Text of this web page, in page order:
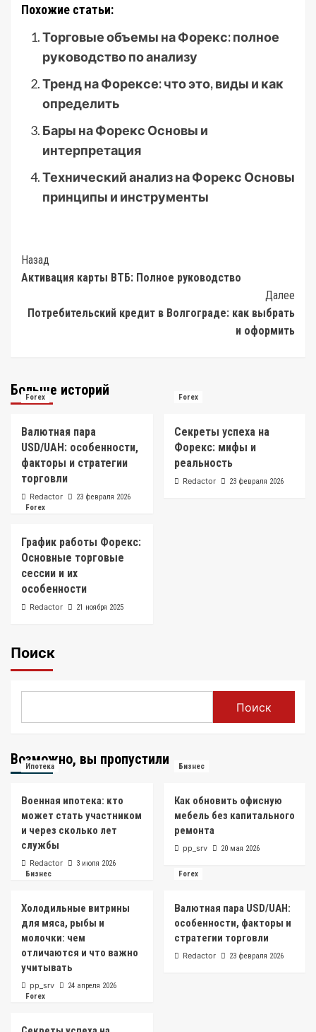
Похожие статьи:
Торговые объемы на Форекс: полное
руководство по анализу
Тренд на Форексе: что это, виды и как
определить
Бары на Форекс Основы и
интерпретация
Технический анализ на Форекс Основы
принципы и инструменты
Post
Navigation
Назад
Активация карты ВТБ: Полное руководство
Далее
Потребительский кредит в Волгограде: как выбрать
и оформить
Больше историй
Forex
Валютная пара
USD/UAH: особенности,
факторы и стратегии
торговли
Redactor 23 февраля 2026
Forex
Секреты успеха на
Форекс: мифы и
реальность
Redactor 23 февраля 2026
Forex
График работы Форекс:
Основные торговые
сессии и их
особенности
Redactor 21 ноября 2025
Поиск
Поиск
Возможно, вы пропустили
Ипотека
Военная ипотека: кто
может стать участником
и через сколько лет
службы
Redactor 3 июля 2026
Бизнес
Как обновить офисную
мебель без капитального
ремонта
pp_srv 20 мая 2026
Бизнес
Холодильные витрины
для мяса, рыбы и
молочки: чем
отличаются и что важно
учитывать
pp_srv 24 апреля 2026
Forex
Валютная пара USD/UAH:
особенности, факторы и
стратегии торговли
Redactor 23 февраля 2026
Forex